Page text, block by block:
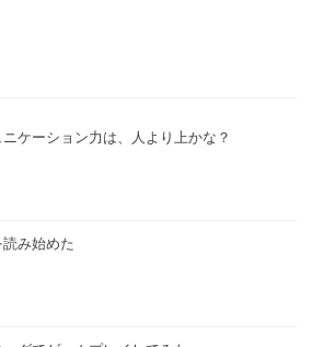
ケーション力は、人より上かな？
み始めた